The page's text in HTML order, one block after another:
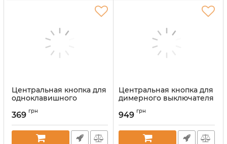
Центральная кнопка для
одноклавишного
CenterButton (1-gang)
Артикул:000046451
369 грн
Центральная кнопка для
димерного выключателя
(Dimmer) vertical White
Артикул:000051290
949 грн